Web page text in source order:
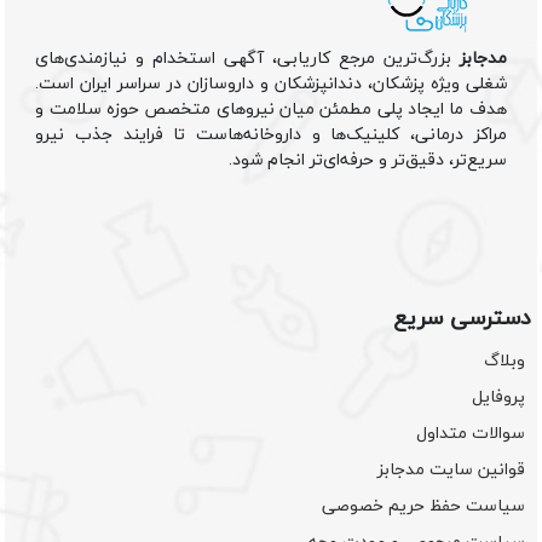
مدجابزبزرگ‌ترین مرجع کاریابی، آگهی استخدام و نیازمندی‌های
شغلی ویژه پزشکان، دندانپزشکان و داروسازان در سراسر ایران است.
هدف ما ایجاد پلی مطمئن میان نیروهای متخصص حوزه سلامت و
مراکز درمانی، کلینیک‌ها و داروخانه‌هاست تا فرایند جذب نیرو
سریع‌تر، دقیق‌تر و حرفه‌ای‌تر انجام شود.
دسترسی سریع
وبلاگ
پروفایل
سوالات متداول
قوانین سایت مدجابز
سیاست حفظ حریم خصوصی